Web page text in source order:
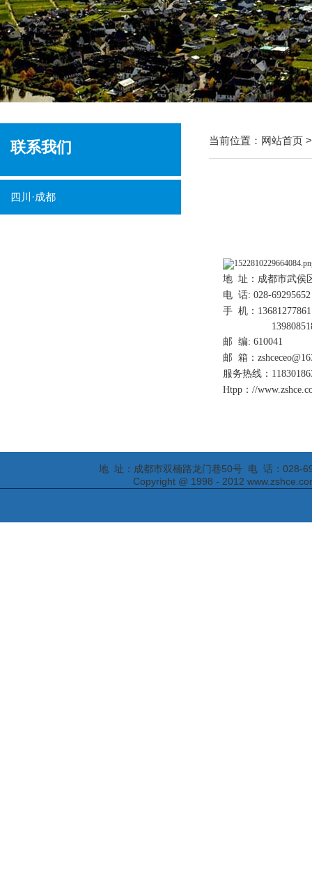
联系我们
四川·成都
当前位置： 网站首页
地 址：成都市武侯
电 话: 028-
手 机：13681277861
邮 编: 610041
邮 箱：
服务热线：
Htpp：//
地 址：成都市双楠路龙门巷50号 电 话：028-
Copyright @ 1998 - 2012